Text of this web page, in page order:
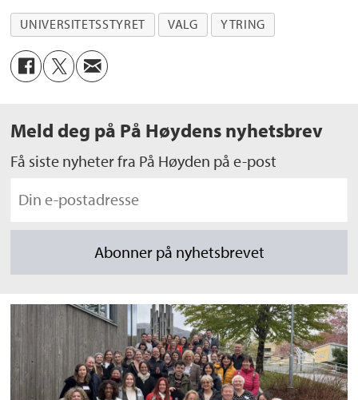
UNIVERSITETSSTYRET VALG YTRING
Meld deg på På Høydens nyhetsbrev
Få siste nyheter fra På Høyden på e-post